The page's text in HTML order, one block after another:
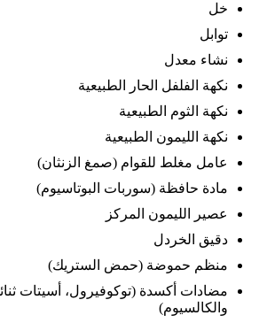
خل
توابل
نشاء معدل
نكهة الفلفل الحار الطبيعية
نكهة الثوم الطبيعية
نكهة الليمون الطبيعية
عامل مغلط للقوام (صمغ الزنثان)
مادة حافظة (سوربات البوتاسيوم)
عصير الليمون المركز
دقيق الخردل
منظم حموضة (حمض الستريك)
مضادات أكسدة (توكوفيرول، أسيتات
والكالسيوم)